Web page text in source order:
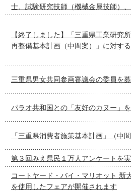
士、試験研究技師（機械金属技師）
【終了しました】「三重県工業研究
再整備基本計画（中間案）」に対す
三重県男女共同参画審議会の委員を
パラオ共和国との「友好のカヌー」
「三重県消費者施策基本計画」（中
第３回みえ県民１万人アンケートを
コートヤード・バイ・マリオット 新
を使用したフェアが開催されます